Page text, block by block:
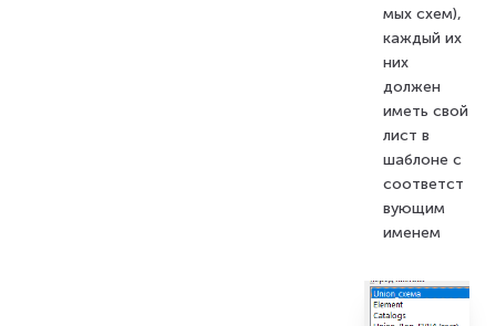
мых схем),
каждый их
них
должен
иметь свой
лист в
шаблоне с
соответст
вующим
именем